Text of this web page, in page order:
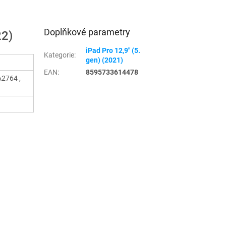
,
Doplňkové parametry
Kategorie:
iPad Pro 12,9" (5.
gen) (2021)
EAN: 8595733614478